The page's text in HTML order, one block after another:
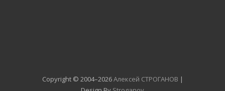
Copyright © 2004–2026Алексей СТРОГАНОВ |